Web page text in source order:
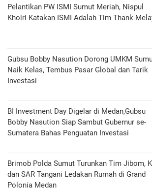
Pelantikan PW ISMI Sumut Meriah, Nispul
Khoiri Katakan ISMI Adalah Tim Thank
Gubsu Bobby Nasution Dorong UMKM
Naik Kelas, Tembus Pasar Global dan Tarik
Investasi
BI Investment Day Digelar di Medan,Gubsu
Bobby Nasution Siap Sambut Gubernur se-
Sumatera Bahas Penguatan Investasi
Brimob Polda Sumut Turunkan Tim Jibom,
dan SAR Tangani Ledakan Rumah di Grand
Polonia Medan